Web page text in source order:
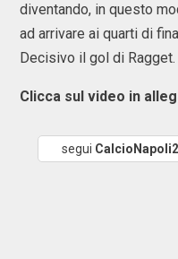
diventando, in questo
ad arrivare ai quarti di
Decisivo il gol di Ragget.
Clicca sul video in
segui